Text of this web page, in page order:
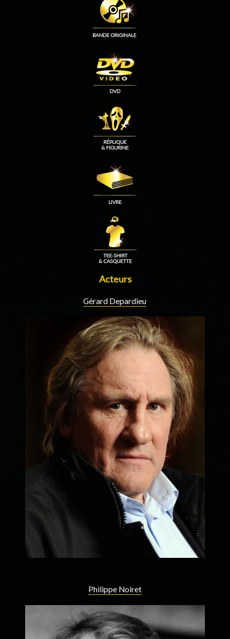
Acteurs
Gérard Depardieu
Philippe Noiret